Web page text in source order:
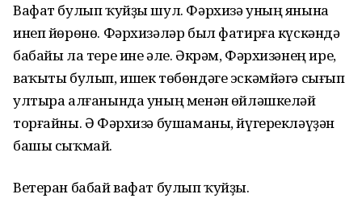
Вафат булып ҡуйҙы шул. Фәрхизә уның янына
инеп йөрөнө. Фәрхизәләр был фатирға күскәндә
бабайы ла тере ине әле. Әкрәм, Фәрхизәнең ире,
ваҡыты булып, ишек төбөндәге эскәмйәгә сығып
ултыра алғанында уның менән һөйләшкеләй
торғайны. Ә Фәрхизә бушаманы, йүгерекләүҙән
башы сыҡмай.
Ветеран бабай вафат булып ҡуйҙы.